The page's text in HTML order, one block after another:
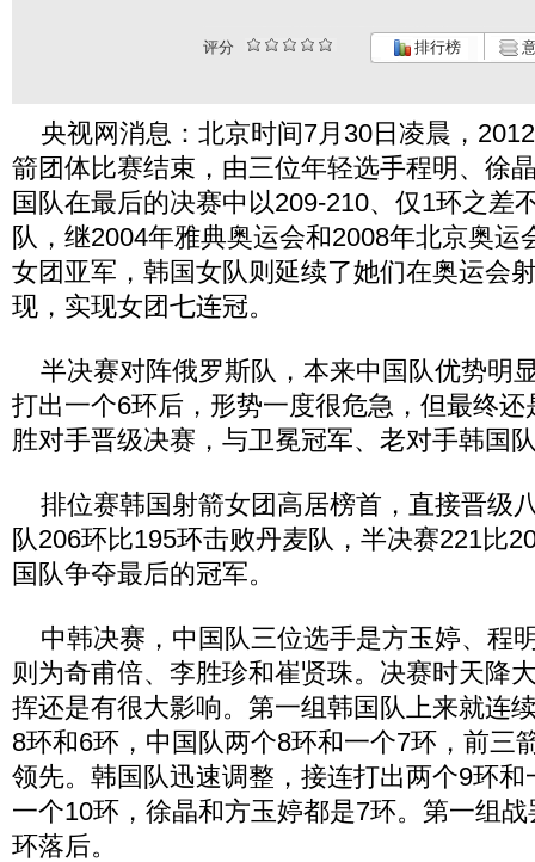
评分 排行榜
央视网消息：北京时间7月30日凌晨，
箭团体比赛结束，由三位年轻选手程明、徐
国队在最后的决赛中以209-210、仅1环之差
队，继2004年雅典奥运会和2008年北京奥运
女团亚军，韩国女队则延续了她们在奥运会
现，实现女团七连冠。
半决赛对阵俄罗斯队，本来中国队优势明
打出一个6环后，形势一度很危急，但最终
胜对手晋级决赛，与卫冕冠军、老对手韩国
排位赛韩国射箭女团高居榜首，直接晋级
队206环比195环击败丹麦队，半决赛221比
国队争夺最后的冠军。
中韩决赛，中国队三位选手是方玉婷、程
则为奇甫倍、李胜珍和崔贤珠。决赛时天降
挥还是有很大影响。第一组韩国队上来就连
8环和6环，中国队两个8环和一个7环，前三
领先。韩国队迅速调整，接连打出两个9环
一个10环，徐晶和方玉婷都是7环。第一组
环落后。